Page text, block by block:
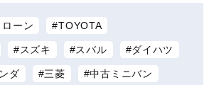
ーン TOYOTA
スズキ スバル ダイハツ
ダ 三菱 中古ミニバン